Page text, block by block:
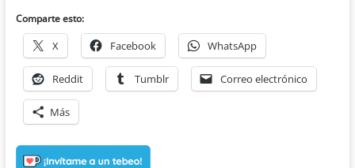
Comparte esto:
X Facebook WhatsApp
Reddit Tumblr Correo electrónico
Más